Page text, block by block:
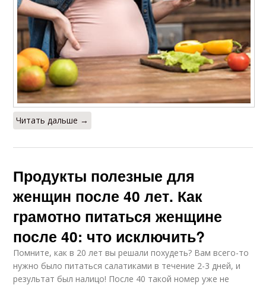
Читать дальше →
Продукты полезные для
женщин после 40 лет. Как
грамотно питаться женщине
после 40: что исключить?
Помните, как в 20 лет вы решали похудеть? Вам всего-то
нужно было питаться салатиками в течение 2-3 дней, и
результат был налицо! После 40 такой номер уже не